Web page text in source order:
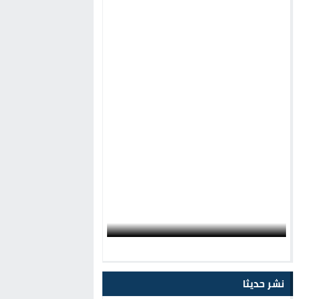
نشر حديثا